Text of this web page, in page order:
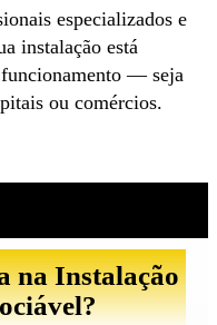
especializados e
instalação está
— seja
ou comércios.
na Instalação